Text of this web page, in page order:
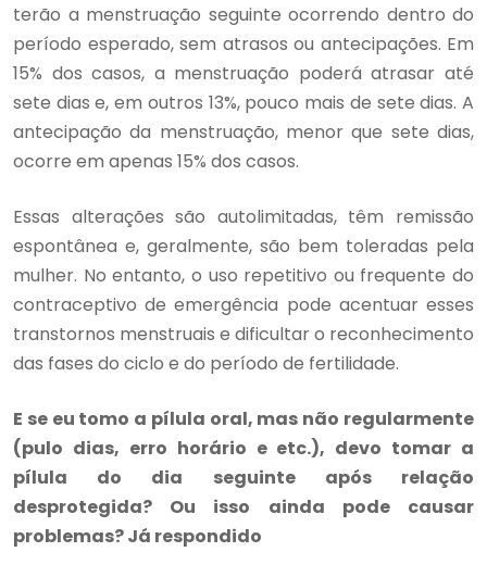
terão a menstruação seguinte ocorrendo dentro do
período esperado, sem atrasos ou antecipações. Em
15% dos casos, a menstruação poderá atrasar até
sete dias e, em outros 13%, pouco mais de sete dias. A
antecipação da menstruação, menor que sete dias,
ocorre em apenas 15% dos casos.
Essas alterações são autolimitadas, têm remissão
espontânea e, geralmente, são bem toleradas pela
mulher. No entanto, o uso repetitivo ou frequente do
contraceptivo de emergência pode acentuar esses
transtornos menstruais e dificultar o reconhecimento
das fases do ciclo e do período de fertilidade.
E se eu tomo a pílula oral, mas não regularmente
(pulo dias, erro horário e etc.), devo tomar a
pílula do dia seguinte após relação
desprotegida? Ou isso ainda pode causar
problemas? Já respondido